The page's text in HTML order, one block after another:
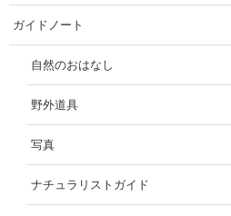
ガイドノート
自然のおはなし
野外道具
写真
ナチュラリストガイド